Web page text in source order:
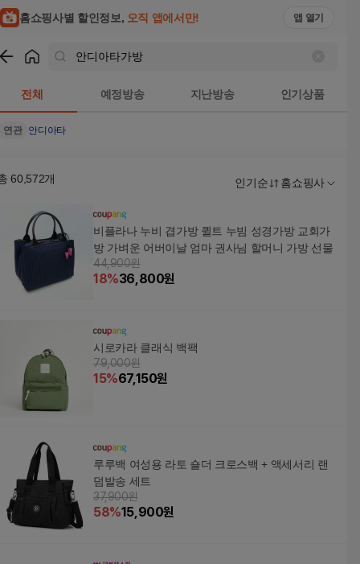
홈쇼핑사별 할인정보, 오직 앱에서만! 앱 열기
전체 예정방송 지난방송 인기상품
연관 안디아타
60,572개 인기순 홈쇼핑사
비플라나 누비 겹가방 퀼트 누빔 성경가방 교회가
방 가벼운 어버이날 엄마 권사님 할머니 가방 선물
44,900원
18%36,800원
시로카라 클래식 백팩
79,000원
15%67,150원
루루백 여성용 라토 숄더 크로스백 + 액세서리 랜
덤발송 세트
37,900원
58%15,900원